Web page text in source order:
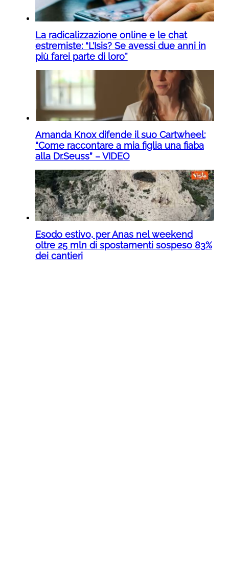
La radicalizzazione online e le chat
estremiste: “L’Isis? Se avessi due anni in
più farei parte di loro”
Amanda Knox difende il suo Cartwheel:
“Come raccontare a mia figlia una fiaba
alla Dr.Seuss” – VIDEO
Esodo estivo, per Anas nel weekend
oltre 25 mln di spostamenti sospeso 83%
dei cantieri